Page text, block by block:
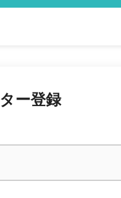
ー登録